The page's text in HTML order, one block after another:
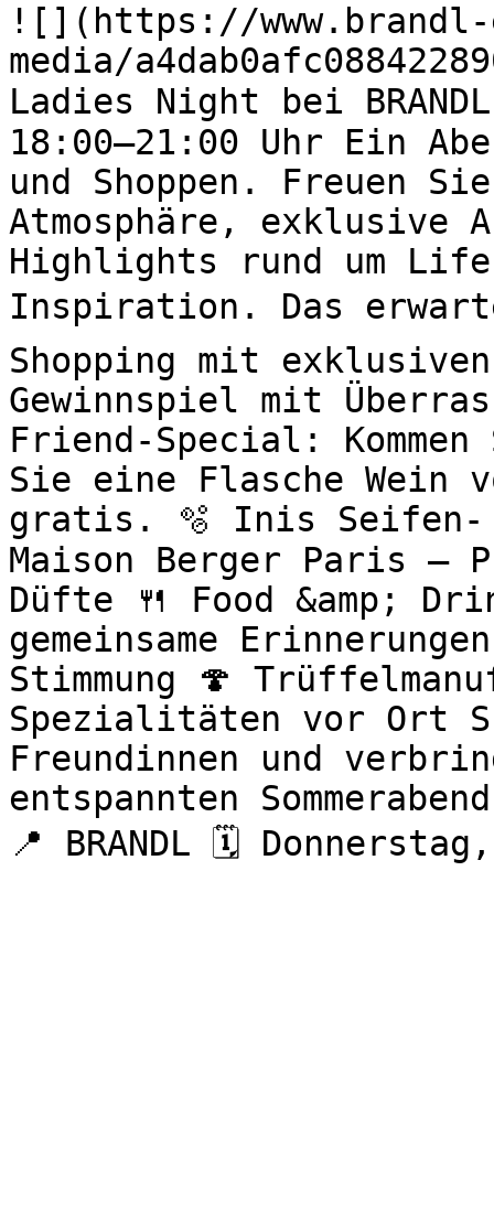
![](https://
media/
Ladies Night bei
18:00–21:00 Uhr Ein
und Shoppen. Freuen
Atmosphäre, exklusive
Highlights rund um
Inspiration. Das
Shopping mit
Gewinnspiel mit
Friend-Special:
Sie eine Flasche Wein
gratis. 🫧 Inis Seifen-
Maison Berger Paris –
Düfte 🍴 Food &amp;
gemeinsame
Stimmung 🍄
Spezialitäten vor Ort
Freundinnen und
entspannten